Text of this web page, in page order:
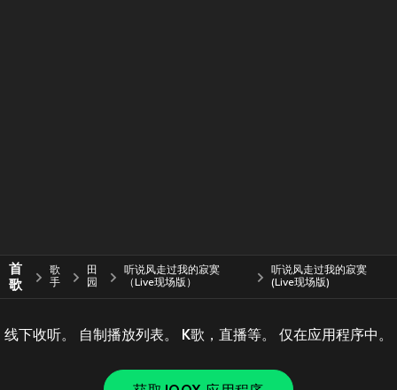
首
歌
歌
手
田
园
听说风走过我的寂寞
（Live现场版）
听说风走过我的寂寞
(Live现场版)
线下收听。 自制播放列表。 K歌，直播等。 仅在应用程序中。